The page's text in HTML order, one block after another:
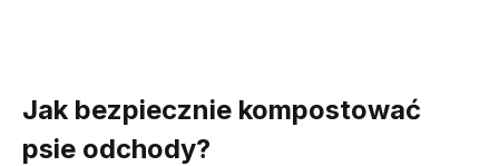
Jak bezpiecznie kompostować
psie odchody?